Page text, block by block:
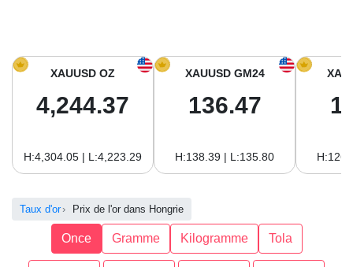
Prix de l’or aujourd’hui en Amérique du Sud
XAUUSD OZ
4,244.37
H:4,304.05 | L:4,223.29
XAUUSD GM24
136.47
H:138.39 | L:135.80
Taux d'or Prix de l'or dans Hongrie
Once Gramme Kilogramme Tola